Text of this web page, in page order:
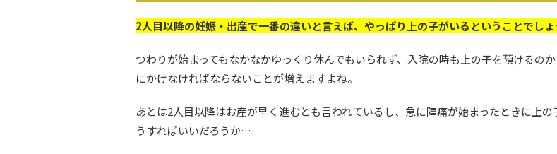
2人目以降の妊娠・出産で一番の違いと言えば、やっぱり上の子がいるということでしょ
つわりが始まってもなかなかゆっくり休んでもいられず、入院の時も上の子を預けるの
にかけなければならないことが増えますよね。
あとは2人目以降はお産が早く進むとも言われているし、急に陣痛が始まったときに上の
うすればいいだろうか…